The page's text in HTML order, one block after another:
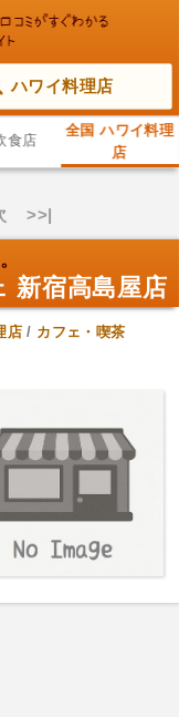
ハワイ料理店
食店
全国 ハワイ料理
店
>>|
新宿高島屋店
店/ カフェ・喫茶